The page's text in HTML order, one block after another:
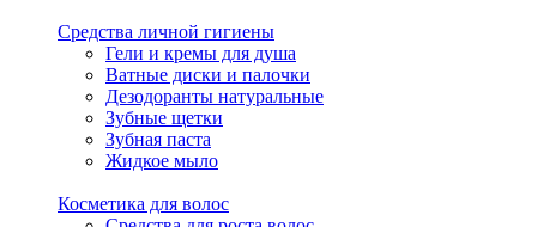
Средства личной гигиены
Гели и кремы для душа
Ватные диски и палочки
Дезодоранты натуральные
Зубные щетки
Зубная паста
Жидкое мыло
Косметика для волос